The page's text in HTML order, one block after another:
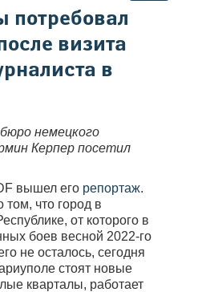
потребовал
визита
в
немецкого
Керпер посетил
вышел его репортаж.
что город в
от которого в
боев весной 2022-го
не осталось, сегодня
стоят новые
кварталы, работает